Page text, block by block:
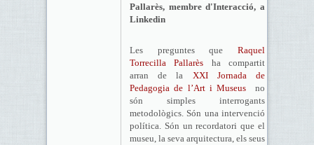
Pallarès, membre d'Interacció, a
Linkedin
Les preguntes queRaquel
Torrecilla Pallarès ha compartit
arran de la XXI Jornada de
Pedagogia de l’Art i Museus no
són simples interrogants
metodològics. Són una intervenció
política. Són un recordatori que el
museu, la seva arquitectura, els seus